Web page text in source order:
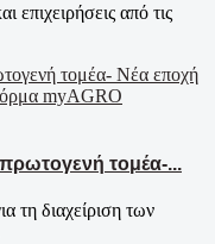
επιχειρήσεις από τις
τομέα-...
τη διαχείριση των